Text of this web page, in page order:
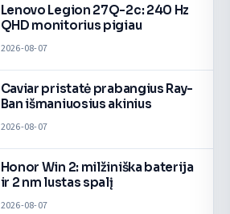
Lenovo Legion 27Q-2c: 240 Hz
QHD monitorius pigiau
2026-08-07
Caviar pristatė prabangius Ray-
Ban išmaniuosius akinius
2026-08-07
Honor Win 2: milžiniška baterija
ir 2 nm lustas spalį
2026-08-07